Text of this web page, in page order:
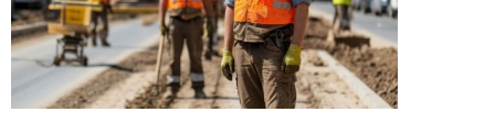
Информационный отдел
info@business-magazine.online
Отдел рекламы
reklama@business-magazine.online